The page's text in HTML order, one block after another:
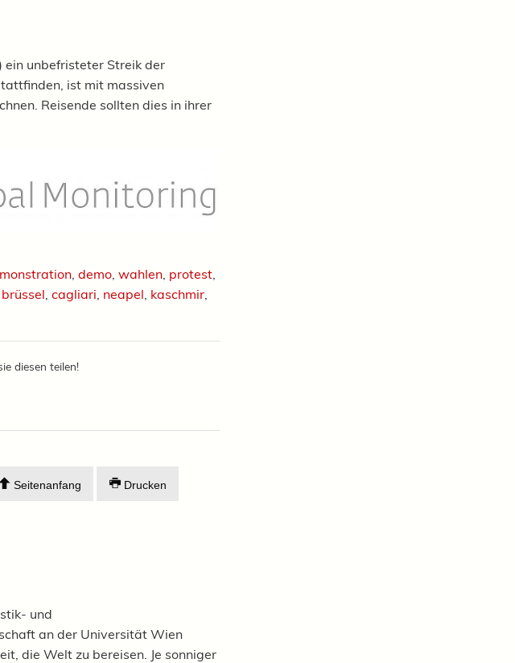
ein unbefristeter Streik der
ist mit massiven
Reisende sollten dies in ihrer
, demo, wahlen, protest,
brüssel, cagliari, neapel, kaschmir,
diesen teilen!
Seitenanfang Drucken
und
an der Universität Wien
die Welt zu bereisen. Je sonniger